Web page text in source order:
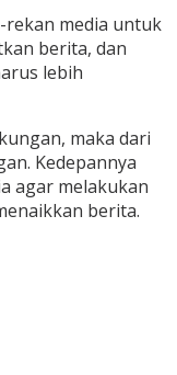
media untuk
berita, dan
lebih
maka dari
Kedepannya
agar melakukan
berita.